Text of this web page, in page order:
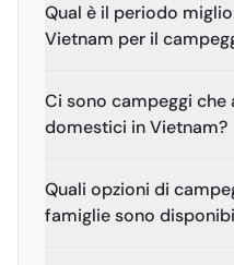
Qual è il periodo
Vietnam per il
Ci sono campeggi
domestici in Vietnam?
Quali opzioni di
famiglie sono